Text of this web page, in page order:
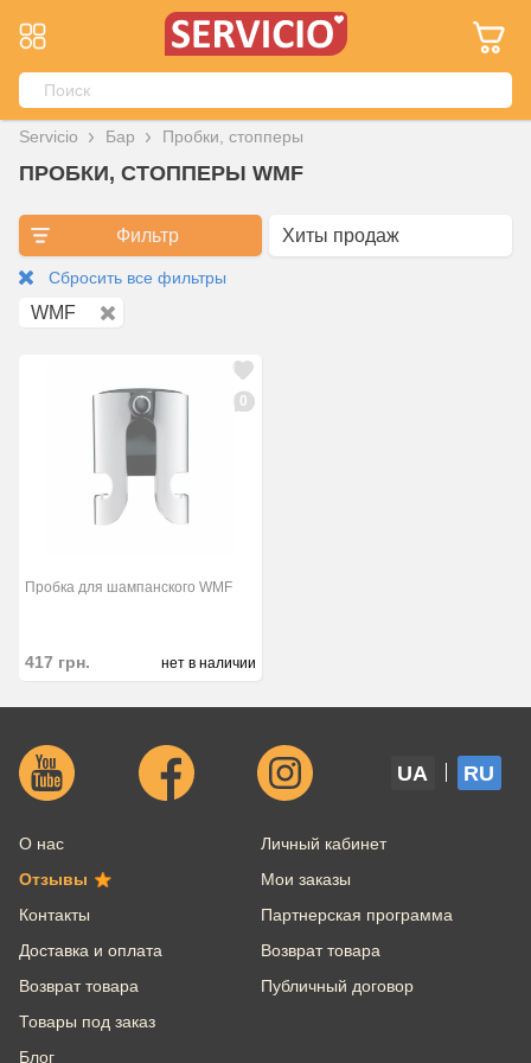
Servicio Бар Пробки, стопперы
ПРОБКИ, СТОППЕРЫ WMF
Фильтр
Сбросить все фильтры
WMF
0
Пробка для шампанского WMF
417 грн. нет в наличии
UA RU
О нас
Отзывы
Контакты
Доставка и оплата
Возврат товара
Товары под заказ
Блог
Личный кабинет
Мои заказы
Партнерская программа
Возврат товара
Публичный договор